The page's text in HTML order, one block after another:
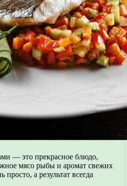
— это прекрасное блюдо,
мясо рыбы и аромат свежих
а результат всегда